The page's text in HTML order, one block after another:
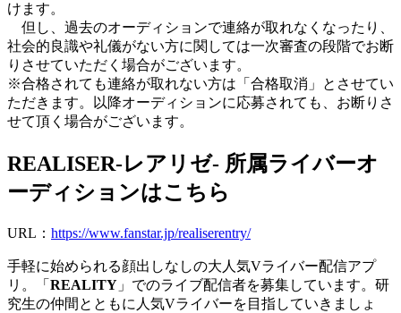
けます。
但し、過去のオーディションで連絡が取れなくなったり、
社会的良識や礼儀がない方に関しては一次審査の段階でお断
りさせていただく場合がございます。
※合格されても連絡が取れない方は「合格取消」とさせてい
ただきます。以降オーディションに応募されても、お断りさ
せて頂く場合がございます。
REALISER-レアリゼ- 所属ライバーオ
ーディションはこちら
URL： https://www.fanstar.jp/realiserentry/
手軽に始められる顔出しなしの大人気Vライバー配信アプ
リ。「 REALITY 」でのライブ配信者を募集しています。研
究生の仲間とともに人気Vライバーを目指していきましょ